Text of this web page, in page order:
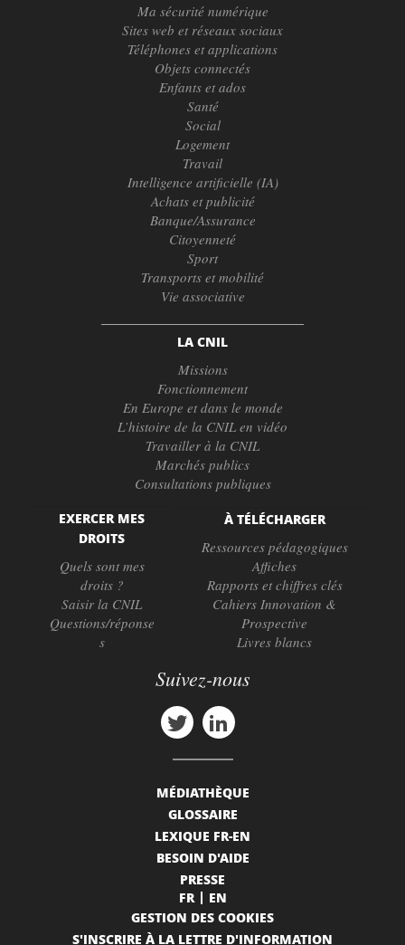
Ma sécurité numérique
Sites web et réseaux sociaux
Téléphones et applications
Objets connectés
Enfants et ados
Santé
Social
Logement
Travail
Intelligence artificielle (IA)
Achats et publicité
Banque/Assurance
Citoyenneté
Sport
Transports et mobilité
Vie associative
LA CNIL
Missions
Fonctionnement
En Europe et dans le monde
L’histoire de la CNIL en vidéo
Travailler à la CNIL
Marchés publics
Consultations publiques
EXERCER MES
DROITS
Quels sont mes
droits ?
Saisir la CNIL
Questions/réponse
s
À TÉLÉCHARGER
Ressources pédagogiques
Affiches
Rapports et chiffres clés
Cahiers Innovation &
Prospective
Livres blancs
Suivez-nous
MÉDIATHÈQUE
GLOSSAIRE
LEXIQUE FR-EN
BESOIN D'AIDE
PRESSE
FR
EN
GESTION DES COOKIES
S'INSCRIRE À LA LETTRE D'INFORMATION